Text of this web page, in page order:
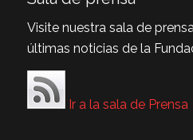
Visite nuestra sala de
últimas noticias de la
Ir a la sala de Prensa